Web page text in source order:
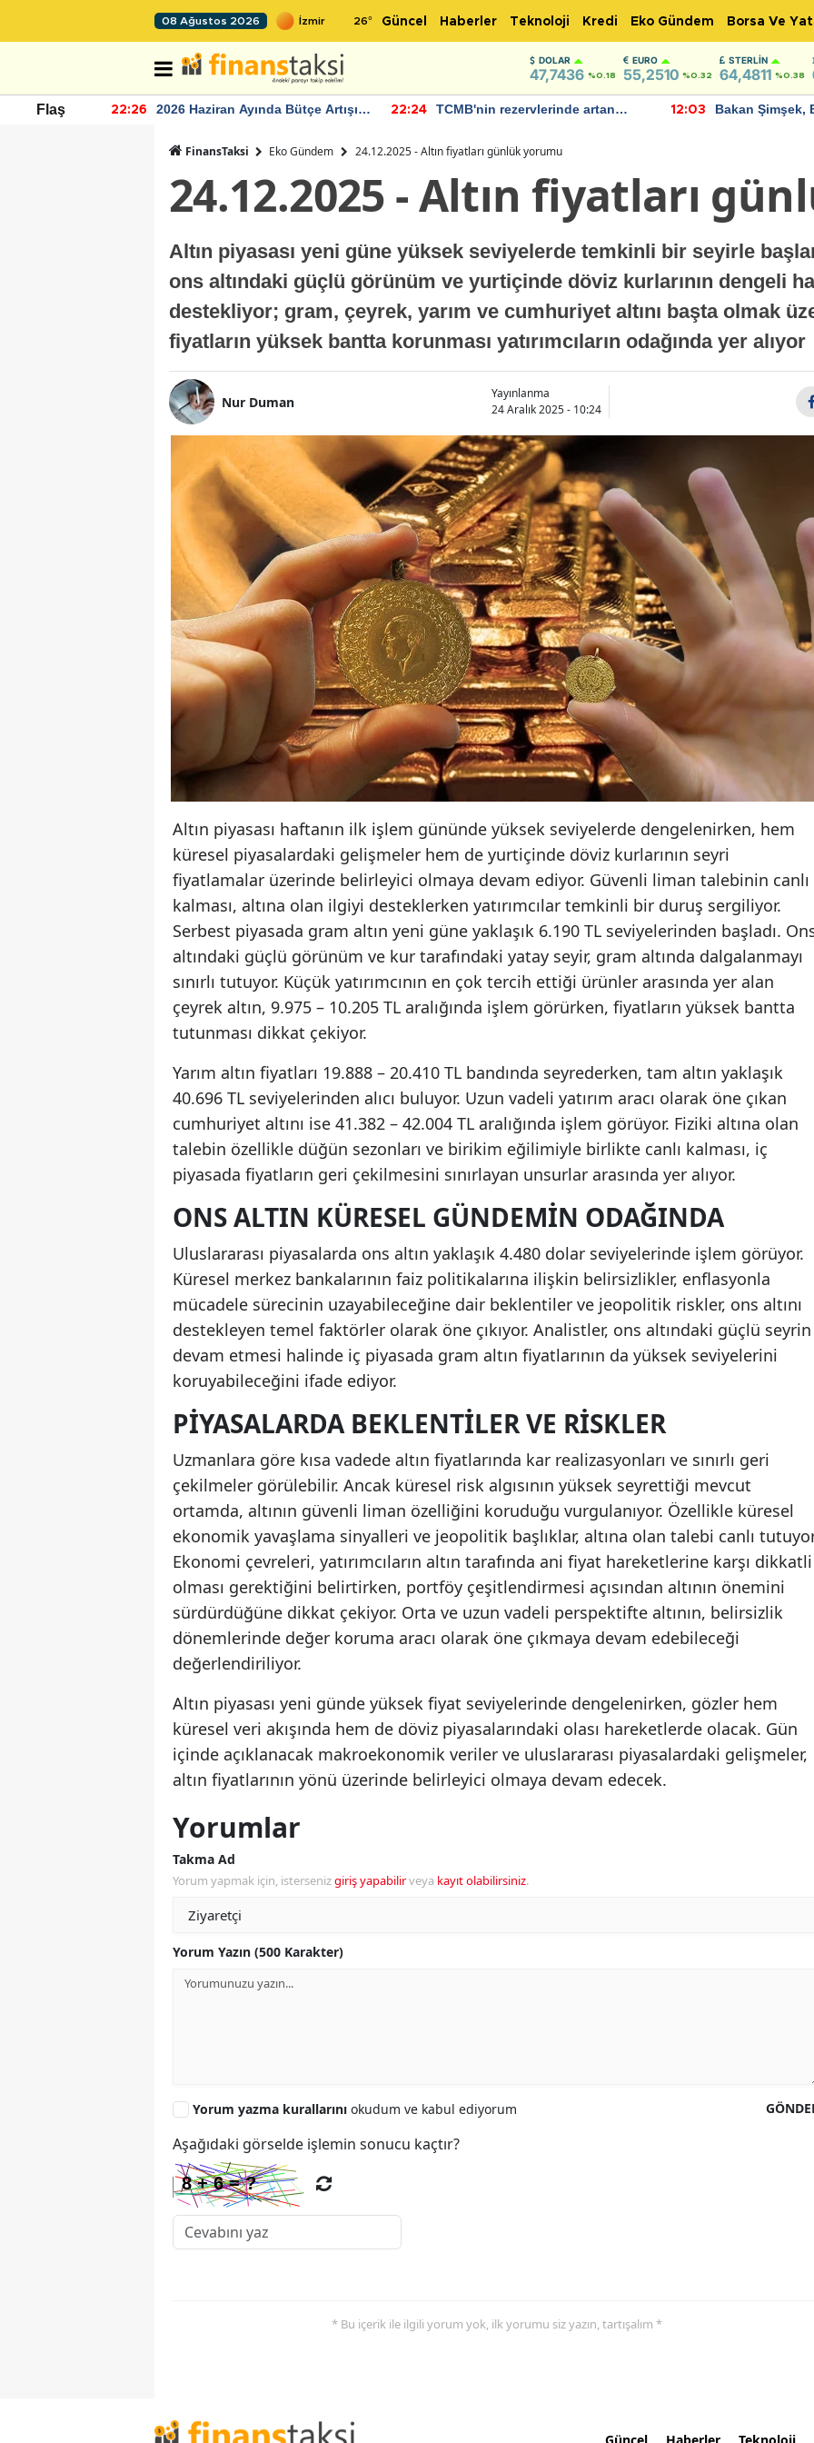
08 Ağustos 2026 26° Güncel Haberler Teknoloji Kredi Eko Gündem Borsa Ve
DOLAR
47,7436 %0.18
EURO
55,2510 %0.32
STERLIN
64,4811 %0.38
Flaş 22:26
2026 Haziran Ayında Bütçe Artışı
22:24
TCMB'nin rezervlerinde artan
12:03
Bakan Şimşek,
FinansTaksi Eko Gündem 24.12.2025 - Altın fiyatları günlük yorumu
24.12.2025 - Altın fiyatları
Altın piyasası yeni güne yüksek seviyelerde temkinli bir seyirle
ons altındaki güçlü görünüm ve yurtiçinde döviz kurlarının dengeli
destekliyor; gram, çeyrek, yarım ve cumhuriyet altını başta olmak
fiyatların yüksek bantta korunması yatırımcıların odağında yer alıyor
Nur Duman
Yayınlanma
24 Aralık 2025 - 10:24
Altın piyasası haftanın ilk işlem gününde yüksek seviyelerde dengelenirken, hem
küresel piyasalardaki gelişmeler hem de yurtiçinde döviz kurlarının seyri
fiyatlamalar üzerinde belirleyici olmaya devam ediyor. Güvenli liman talebinin canlı
kalması, altına olan ilgiyi desteklerken yatırımcılar temkinli bir duruş sergiliyor.
Serbest piyasada gram altın yeni güne yaklaşık 6.190 TL seviyelerinden başladı.
altındaki güçlü görünüm ve kur tarafındaki yatay seyir, gram altında dalgalanmayı
sınırlı tutuyor. Küçük yatırımcının en çok tercih ettiği ürünler arasında yer alan
çeyrek altın, 9.975 – 10.205 TL aralığında işlem görürken, fiyatların yüksek bantta
tutunması dikkat çekiyor.
Yarım altın fiyatları 19.888 – 20.410 TL bandında seyrederken, tam altın yaklaşık
40.696 TL seviyelerinden alıcı buluyor. Uzun vadeli yatırım aracı olarak öne çıkan
cumhuriyet altını ise 41.382 – 42.004 TL aralığında işlem görüyor. Fiziki altına olan
talebin özellikle düğün sezonları ve birikim eğilimiyle birlikte canlı kalması, iç
piyasada fiyatların geri çekilmesini sınırlayan unsurlar arasında yer alıyor.
ONS ALTIN KÜRESEL GÜNDEMIN ODAĞINDA
Uluslararası piyasalarda ons altın yaklaşık 4.480 dolar seviyelerinde işlem görüyor.
Küresel merkez bankalarının faiz politikalarına ilişkin belirsizlikler, enflasyonla
mücadele sürecinin uzayabileceğine dair beklentiler ve jeopolitik riskler, ons altını
destekleyen temel faktörler olarak öne çıkıyor. Analistler, ons altındaki güçlü seyrin
devam etmesi halinde iç piyasada gram altın fiyatlarının da yüksek seviyelerini
koruyabileceğini ifade ediyor.
PIYASALARDA BEKLENTILER VE RISKLER
Uzmanlara göre kısa vadede altın fiyatlarında kar realizasyonları ve sınırlı geri
çekilmeler görülebilir. Ancak küresel risk algısının yüksek seyrettiği mevcut
ortamda, altının güvenli liman özelliğini koruduğu vurgulanıyor. Özellikle küresel
ekonomik yavaşlama sinyalleri ve jeopolitik başlıklar, altına olan talebi canlı
Ekonomi çevreleri, yatırımcıların altın tarafında ani fiyat hareketlerine karşı dikkatli
olması gerektiğini belirtirken, portföy çeşitlendirmesi açısından altının önemini
sürdürdüğüne dikkat çekiyor. Orta ve uzun vadeli perspektifte altının, belirsizlik
dönemlerinde değer koruma aracı olarak öne çıkmaya devam edebileceği
değerlendiriliyor.
Altın piyasası yeni günde yüksek fiyat seviyelerinde dengelenirken, gözler hem
küresel veri akışında hem de döviz piyasalarındaki olası hareketlerde olacak. Gün
içinde açıklanacak makroekonomik veriler ve uluslararası piyasalardaki gelişmeler,
altın fiyatlarının yönü üzerinde belirleyici olmaya devam edecek.
Yorumlar
Takma Ad
Yorum yapmak için, istersenizgiriş yapabilirveya kayıt olabilirsiniz.
Yorum Yazın (500 Karakter)
Yorum yazma kurallarını okudum ve kabul ediyorum
Aşağıdaki görselde işlemin sonucu kaçtır?
* Bu içerik ile ilgili yorum yok, ilk yorumu siz yazın, tartışalım *